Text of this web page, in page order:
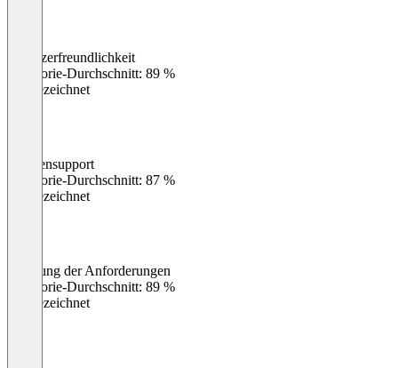
Benutzerfreundlichkeit
Kategorie-Durchschnitt: 89 %
Ausgezeichnet
Kundensupport
Kategorie-Durchschnitt: 87 %
Ausgezeichnet
Erfüllung der Anforderungen
Kategorie-Durchschnitt: 89 %
Ausgezeichnet